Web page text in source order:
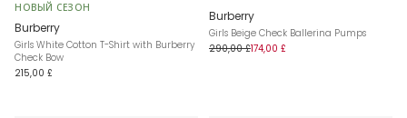
НОВЫЙ СЕЗОН
Burberry
Girls White Cotton T-Shirt with Burberry
Check Bow
215,00 £
Burberry
Girls Beige Check Ballerina Pumps
290,00 £174,00 £